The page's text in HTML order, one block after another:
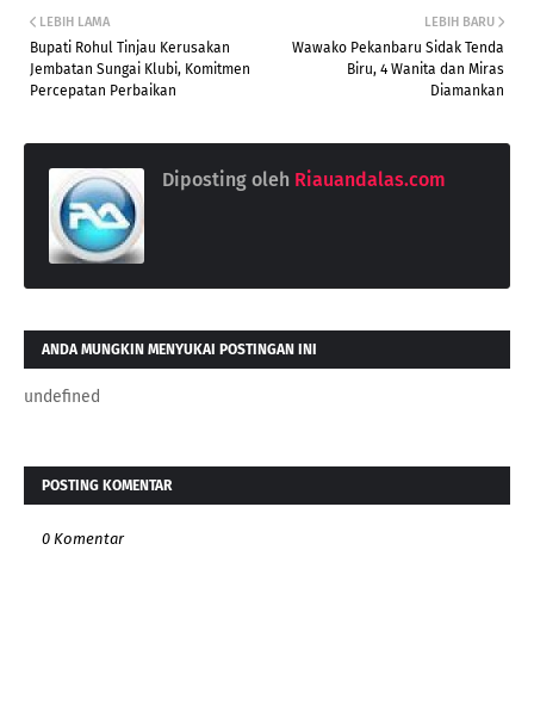
LEBIH BARU
Wawako Pekanbaru Sidak Tenda
Biru, 4 Wanita dan Miras
Diamankan
LEBIH LAMA
Bupati Rohul Tinjau Kerusakan
Jembatan Sungai Klubi, Komitmen
Percepatan Perbaikan
Diposting oleh Riauandalas.com
ANDA MUNGKIN MENYUKAI POSTINGAN INI
undefined
POSTING KOMENTAR
0 Komentar